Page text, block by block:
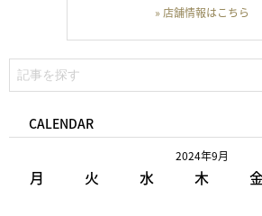
» 店舗情報はこちら
索:
CALENDAR
2024年9月
月 火 水 木